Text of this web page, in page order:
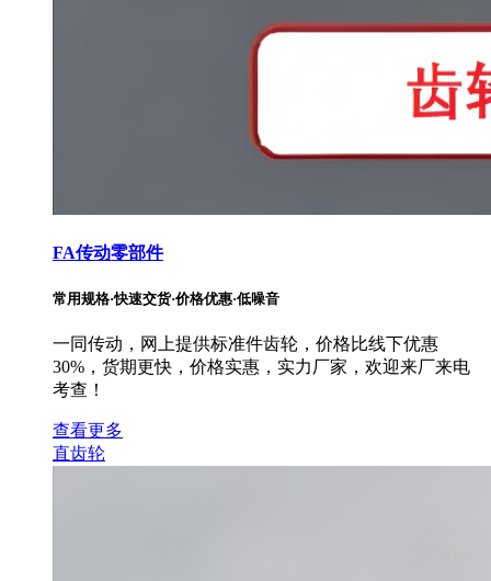
FA传动零部件
常用规格·快速交货·价格优惠·低噪音
一同传动，网上提供标准件齿轮，价格比线下优惠
30%，货期更快，价格实惠，实力厂家，欢迎来厂来电
考查！
查看更多
直齿轮